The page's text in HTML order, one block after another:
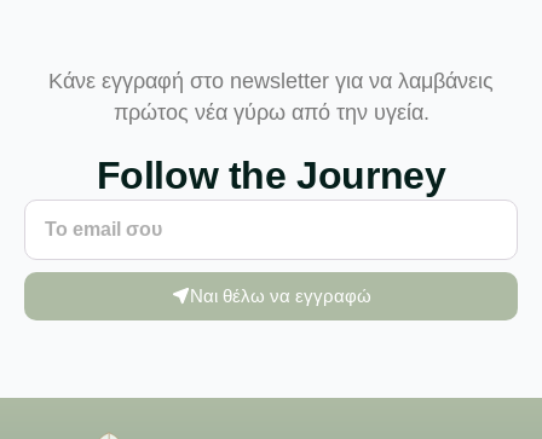
Κάνε εγγραφή στο newsletter για να λαμβάνεις
πρώτος νέα γύρω από την υγεία.
Follow the Journey
Ναι θέλω να εγγραφώ